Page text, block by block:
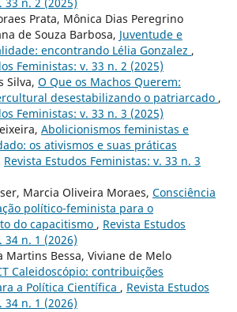
Prata, Mônica Dias Peregrino
de Souza Barbosa, Juventude e
encontrando Lélia Gonzalez ,
Feministas: v. 33 n. 2 (2025)
Silva, O Que os Machos Querem:
desestabilizando o patriarcado ,
Feministas: v. 33 n. 3 (2025)
Abolicionismos feministas e
os ativismos e suas práticas
Revista Estudos Feministas: v. 33 n. 3
Marcia Oliveira Moraes, Consciência
político-feminista para o
do capacitismo , Revista Estudos
34 n. 1 (2026)
Martins Bessa, Viviane de Melo
Caleidoscópio: contribuições
a Política Científica , Revista Estudos
34 n. 1 (2026)